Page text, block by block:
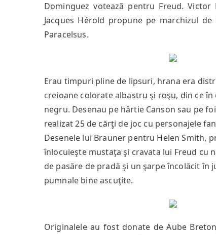
Dominguez votează pentru Freud.
Jacques Hérold propune pe marchizul
Paracelsus.
Erau timpuri pline de lipsuri, hrana era
creioane colorate albastru şi roşu, din ce
negru. Desenau pe hârtie Canson sau pe
realizat 25 de cărţi de joc cu personajele
Desenele lui Brauner pentru Helen Smith,
înlocuieşte mustaţa şi cravata lui Freud cu
de pasăre de pradă şi un şarpe încolăcit în
pumnale bine ascuţite.
Originalele au fost donate de Aube